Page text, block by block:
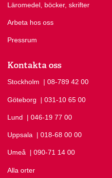
Läromedel, böcker, skrifter
Arbeta hos oss
Pressrum
Kontakta oss
Stockholm Ring Stockholm på
| 08-789 42 00
Göteborg Ring Göteborg på
| 031-10 65 00
Lund Ring Lund på
| 046-19 77 00
Uppsala Ring Uppsala på
| 018-68 00 00
Umeå Ring Umeå på
| 090-71 14 00
Alla orter